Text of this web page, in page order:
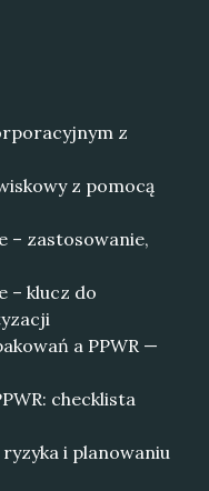
z
z pomocą
– zastosowanie,
– klucz do
a PPWR —
checklista
i planowaniu